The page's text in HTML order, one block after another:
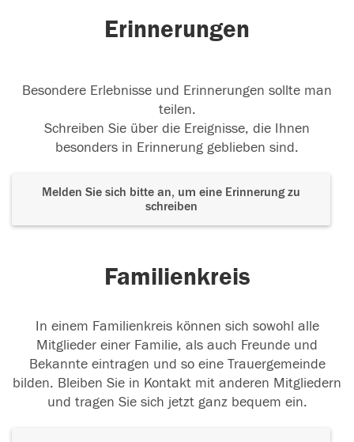
Erinnerungen
Besondere Erlebnisse und Erinnerungen sollte man
teilen.
Schreiben Sie über die Ereignisse, die Ihnen
besonders in Erinnerung geblieben sind.
Melden Sie sich bitte an, um eine Erinnerung zu
schreiben
Familienkreis
In einem Familienkreis können sich sowohl alle
Mitglieder einer Familie, als auch Freunde und
Bekannte eintragen und so eine Trauergemeinde
bilden. Bleiben Sie in Kontakt mit anderen Mitgliedern
und tragen Sie sich jetzt ganz bequem ein.